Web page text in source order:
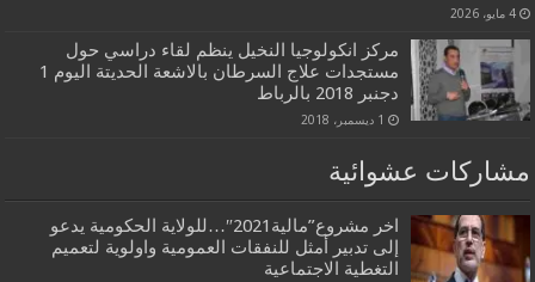
4 مايو، 2026
مركز انكولوجيا النخيل ينظم لقاء دراسي حول
مستجدات علاج السرطان بالاشعة الحديتة اليوم 1
دجنبر 2018 بالرباط
1 ديسمبر، 2018
مشاركات عشوائية
اخر مشروع”مالية2021″…للولاية الحكومية يدعو
إلى تدبير أمثل للنفقات العمومية واولوية لتعميم
التغطية الاجتماعية